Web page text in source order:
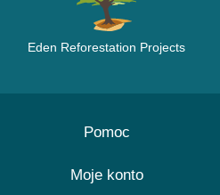
Eden Reforestation Projects
Pomoc
Moje konto